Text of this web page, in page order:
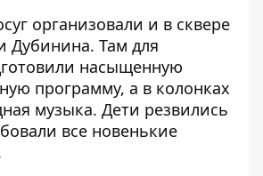
организовали и в сквере
Дубинина. Там для
насыщенную
программу, а в колонках
музыка. Дети резвились
все новенькие